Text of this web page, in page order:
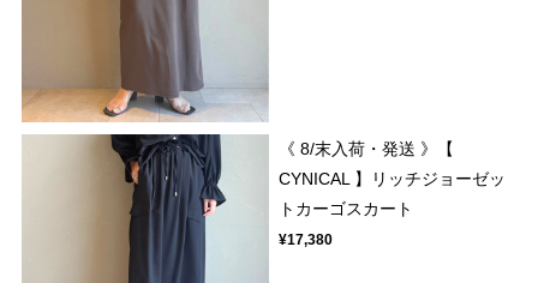
《 8/末入荷・発送 》【
CYNICAL 】リッチジョーゼッ
トカーゴスカート
¥17,380